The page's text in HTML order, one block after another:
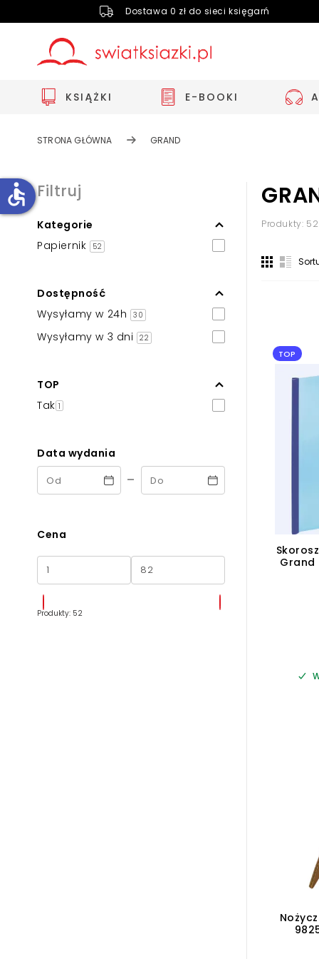
Dostawa 0 zł do sieci księgarń
KSIĄŻKI E-BOOKI
STRONA GŁÓWNA GRAND
Filtruj
Kategorie
Papiernik
52
Dostępność
Wysyłamy w 24h
30
Wysyłamy w 3 dni 22
TOP
Tak 1
Data wydania
-
Cena
Produkty: 52
Produkty: 52
TOP
Grand
accessible
Zwiększ rozmiar czcionki
Zmniejsz rozmiar czcionki
Powiększony kursor
Podkreślenie linków